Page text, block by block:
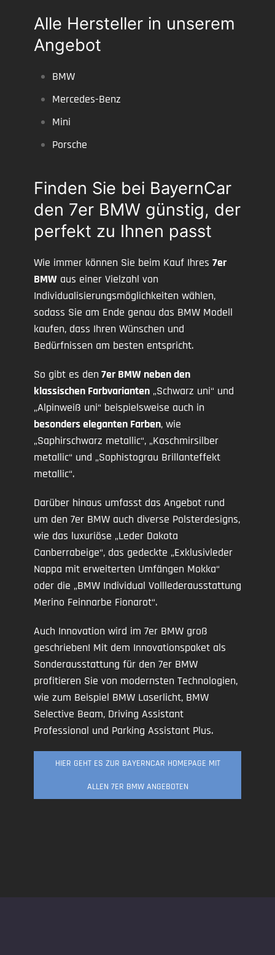
Alle Hersteller in unserem
Angebot
BMW
Mercedes-Benz
Mini
Porsche
Finden Sie bei BayernCar
den 7er BMW günstig, der
perfekt zu Ihnen passt
Wie immer können Sie beim Kauf Ihres 7er
BMW aus einer Vielzahl von
Individualisierungsmöglichkeiten wählen,
sodass Sie am Ende genau das BMW Modell
kaufen, dass Ihren Wünschen und
Bedürfnissen am besten entspricht.
So gibt es den 7er BMW neben den
klassischen Farbvarianten „Schwarz uni“ und
„Alpinweiß uni“ beispielsweise auch in
besonders eleganten Farben, wie
„Saphirschwarz metallic“, „Kaschmirsilber
metallic“ und „Sophistograu Brillanteffekt
metallic“.
Darüber hinaus umfasst das Angebot rund
um den 7er BMW auch diverse Polsterdesigns,
wie das luxuriöse „Leder Dakota
Canberrabeige“, das gedeckte „Exklusivleder
Nappa mit erweiterten Umfängen Mokka“
oder die „BMW Individual Volllederausstattung
Merino Feinnarbe Fionarot“.
Auch Innovation wird im 7er BMW groß
geschrieben! Mit dem Innovationspaket als
Sonderausstattung für den 7er BMW
profitieren Sie von modernsten Technologien,
wie zum Beispiel BMW Laserlicht, BMW
Selective Beam, Driving Assistant
Professional und Parking Assistant Plus.
HIER GEHT ES ZUR BAYERNCAR HOMEPAGE MIT
ALLEN 7ER BMW ANGEBOTEN